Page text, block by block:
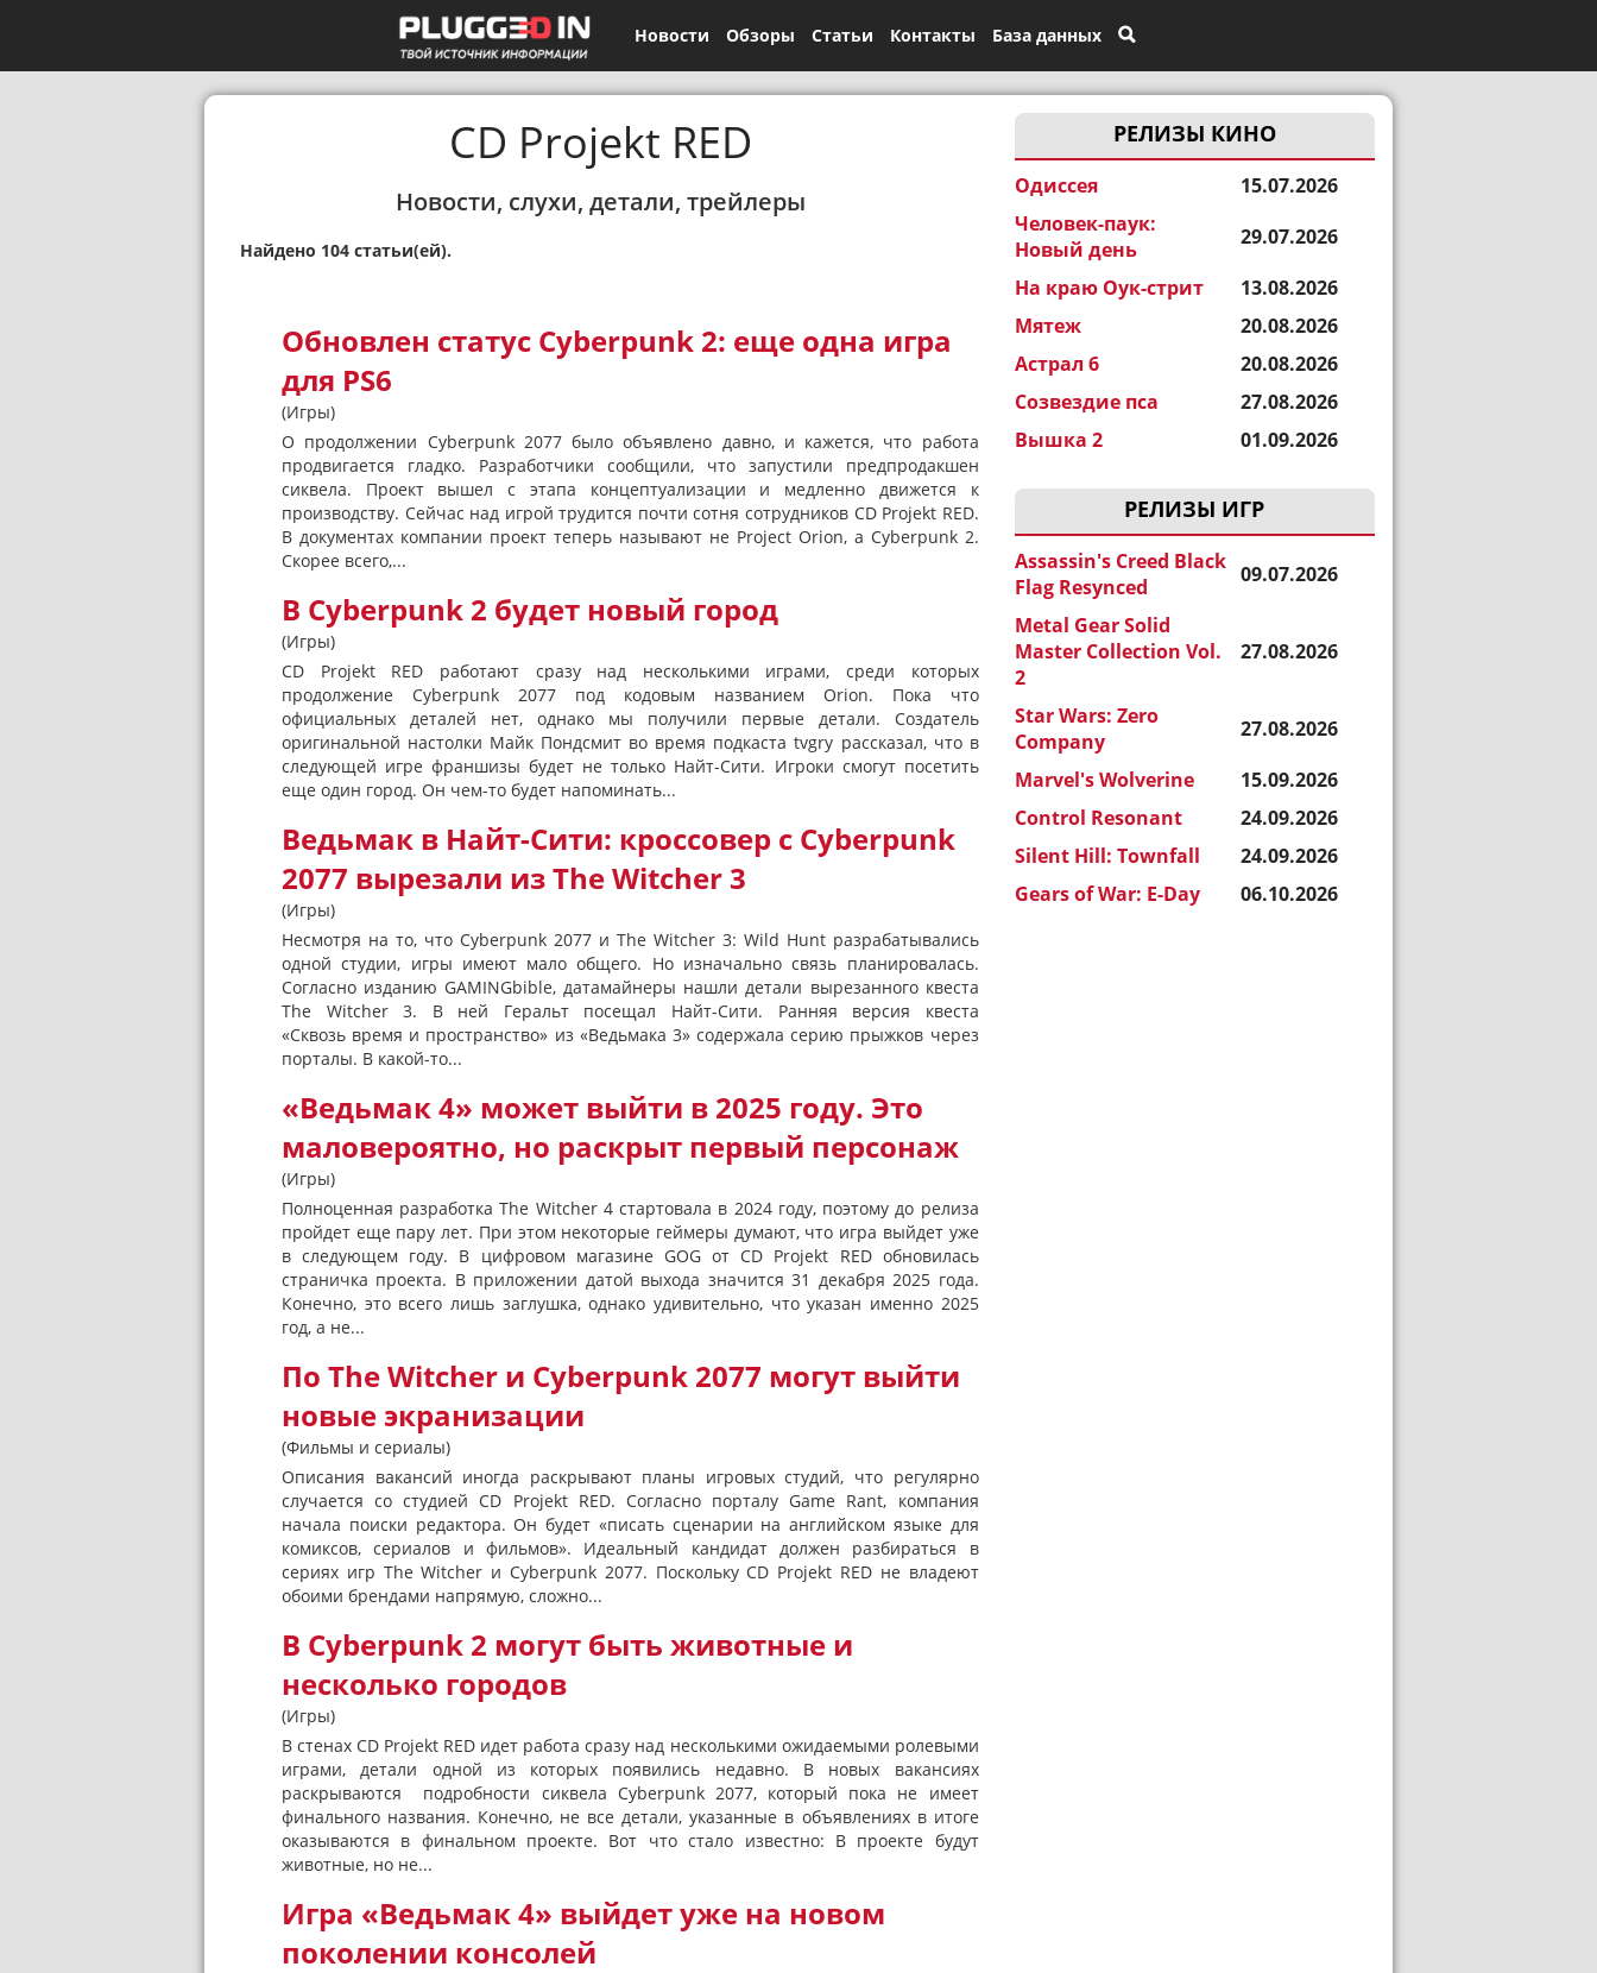
Новости Обзоры Статьи Контакты База данных
РЕЛИЗЫ КИНО
Одиссея
15.07.2026
Человек-паук:
Новый день
29.07.2026
На краю Оук-стрит
13.08.2026
Мятеж
20.08.2026
Астрал 6
20.08.2026
Созвездие пса
27.08.2026
Вышка 2
01.09.2026
РЕЛИЗЫ ИГР
Assassin's Creed Black
Flag Resynced
09.07.2026
Metal Gear Solid
Master Collection Vol.
2
27.08.2026
Star Wars: Zero
Company
27.08.2026
Marvel's Wolverine
15.09.2026
Control Resonant
24.09.2026
Silent Hill: Townfall
24.09.2026
Gears of War: E-Day
06.10.2026
CD Projekt RED
Новости, слухи, детали, трейлеры
Найдено 104 статьи(ей).
Обновлен статус Cyberpunk 2: еще одна игра
для PS6
(Игры)
О продолжении Cyberpunk 2077 было объявлено давно, и кажется, что работа
продвигается гладко. Разработчики сообщили, что запустили предпродакшен
сиквела. Проект вышел с этапа концептуализации и медленно движется к
производству. Сейчас над игрой трудится почти сотня сотрудников CD Projekt RED.
В документах компании проект теперь называют не Project Orion, а Cyberpunk 2.
Скорее всего,...
В Cyberpunk 2 будет новый город
(Игры)
CD Projekt RED работают сразу над несколькими играми, среди которых
продолжение Cyberpunk 2077 под кодовым названием Orion. Пока что
официальных деталей нет, однако мы получили первые детали. Создатель
оригинальной настолки Майк Пондсмит во время подкаста tvgry рассказал, что в
следующей игре франшизы будет не только Найт-Сити. Игроки смогут посетить
еще один город. Он чем-то будет напоминать...
Ведьмак в Найт-Сити: кроссовер с Cyberpunk
2077 вырезали из The Witcher 3
(Игры)
Несмотря на то, что Cyberpunk 2077 и The Witcher 3: Wild Hunt разрабатывались
одной студии, игры имеют мало общего. Но изначально связь планировалась.
Согласно изданию GAMINGbible, датамайнеры нашли детали вырезанного квеста
The Witcher 3. В ней Геральт посещал Найт-Сити. Ранняя версия квеста
«Сквозь время и пространство» из «Ведьмака 3» содержала серию прыжков через
порталы. В какой-то...
«Ведьмак 4» может выйти в 2025 году. Это
маловероятно, но раскрыт первый персонаж
(Игры)
Полноценная разработка The Witcher 4 стартовала в 2024 году, поэтому до релиза
пройдет еще пару лет. При этом некоторые геймеры думают, что игра выйдет уже
в следующем году. В цифровом магазине GOG от CD Projekt RED обновилась
страничка проекта. В приложении датой выхода значится 31 декабря 2025 года.
Конечно, это всего лишь заглушка, однако удивительно, что указан именно 2025
год, а не...
По The Witcher и Cyberpunk 2077 могут выйти
новые экранизации
(Фильмы и сериалы)
Описания вакансий иногда раскрывают планы игровых студий, что регулярно
случается со студией CD Projekt RED. Согласно порталу Game Rant, компания
начала поиски редактора. Он будет «писать сценарии на английском языке для
комиксов, сериалов и фильмов». Идеальный кандидат должен разбираться в
сериях игр The Witcher и Cyberpunk 2077. Поскольку CD Projekt RED не владеют
обоими брендами напрямую, сложно...
В Cyberpunk 2 могут быть животные и
несколько городов
(Игры)
В стенах CD Projekt RED идет работа сразу над несколькими ожидаемыми ролевыми
играми, детали одной из которых появились недавно. В новых вакансиях
раскрываются подробности сиквела Cyberpunk 2077, который пока не имеет
финального названия. Конечно, не все детали, указанные в объявлениях в итоге
оказываются в финальном проекте. Вот что стало известно: В проекте будут
животные, но не...
Игра «Ведьмак 4» выйдет уже на новом
поколении консолей